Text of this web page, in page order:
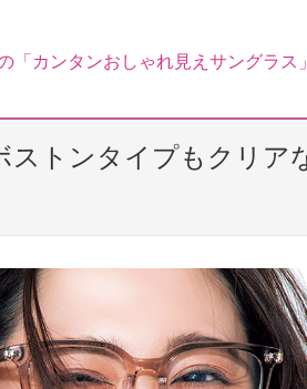
「カンタンおしゃれ見えサングラス
ストンタイプもクリア